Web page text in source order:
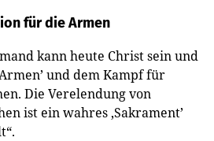
für die Armen
kann heute Christ sein und
und dem Kampf für
Die Verelendung von
ist ein wahres ‚Sakrament’